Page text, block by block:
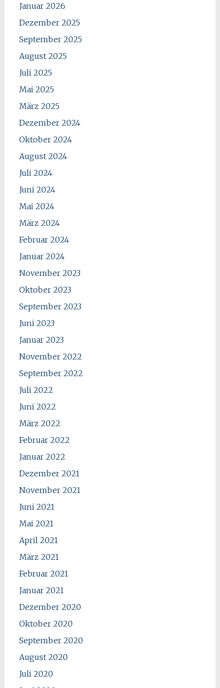
Januar 2026
Dezember 2025
September 2025
August 2025
Juli 2025
Mai 2025
März 2025
Dezember 2024
Oktober 2024
August 2024
Juli 2024
Juni 2024
Mai 2024
März 2024
Februar 2024
Januar 2024
November 2023
Oktober 2023
September 2023
Juni 2023
Januar 2023
November 2022
September 2022
Juli 2022
Juni 2022
März 2022
Februar 2022
Januar 2022
Dezember 2021
November 2021
Juni 2021
Mai 2021
April 2021
März 2021
Februar 2021
Januar 2021
Dezember 2020
Oktober 2020
September 2020
August 2020
Juli 2020